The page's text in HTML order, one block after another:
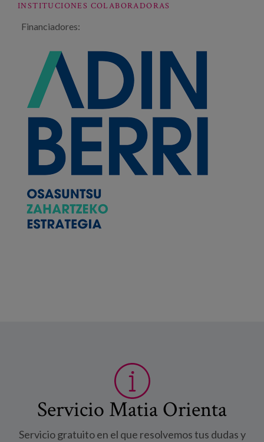
INSTITUCIONES COLABORADORAS
Financiadores:
Servicio Matia Orienta
Servicio gratuito en el que resolvemos tus dudas y